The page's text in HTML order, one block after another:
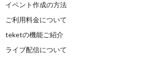
イベント作成の方法
ご利用料金について
teketの機能ご紹介
ライブ配信について